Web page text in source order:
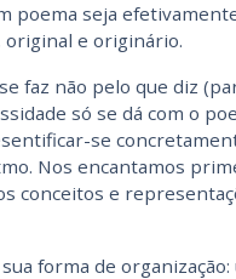
poema seja
e originário.
faz não pelo que diz
só se dá com o
se
Nos encantamos
conceitos e
forma de